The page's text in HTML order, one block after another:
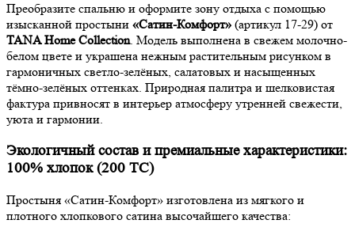
Преобразите спальню и оформите зону отдыха с помощью
изысканной простыни «Сатин-Комфорт» (артикул 17-29) от
TANA Home Collection. Модель выполнена в свежем молочно-
белом цвете и украшена нежным растительным рисунком в
гармоничных светло-зелёных, салатовых и насыщенных
тёмно-зелёных оттенках. Природная палитра и шелковистая
фактура привносят в интерьер атмосферу утренней свежести,
уюта и гармонии.
Экологичный состав и премиальные характеристики:
100% хлопок (200 TC)
Простыня «Сатин-Комфорт» изготовлена из мягкого и
плотного хлопкового сатина высочайшего качества: